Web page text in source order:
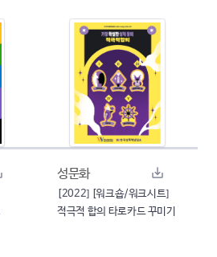
성문화
[2022] [워크숍/워크시트]
적극적 합의 타로카드 꾸미기